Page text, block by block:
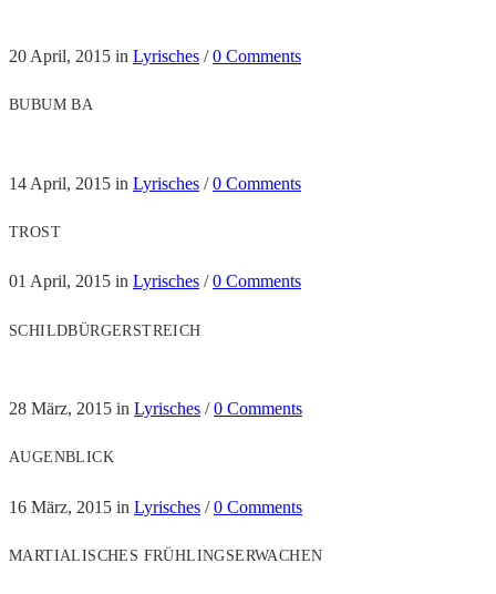
20 April, 2015 in Lyrisches /0 Comments
BUBUM BA
14 April, 2015 in Lyrisches /0 Comments
TROST
01 April, 2015 in Lyrisches /0 Comments
SCHILDBÜRGERSTREICH
28 März, 2015 in Lyrisches /0 Comments
AUGENBLICK
16 März, 2015 in Lyrisches /0 Comments
MARTIALISCHES FRÜHLINGSERWACHEN